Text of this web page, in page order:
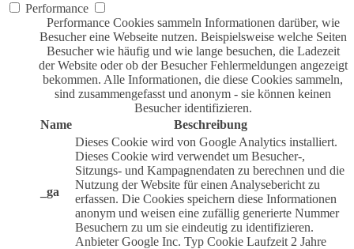
Performance
Performance Cookies sammeln Informationen darüber, wie
Besucher eine Webseite nutzen. Beispielsweise welche Seiten
Besucher wie häufig und wie lange besuchen, die Ladezeit
der Website oder ob der Besucher Fehlermeldungen angezeigt
bekommen. Alle Informationen, die diese Cookies sammeln,
sind zusammengefasst und anonym - sie können keinen
Besucher identifizieren.
Name
Beschreibung
_ga
Dieses Cookie wird von Google Analytics installiert.
Dieses Cookie wird verwendet um Besucher-,
Sitzungs- und Kampagnendaten zu berechnen und die
Nutzung der Website für einen Analysebericht zu
erfassen. Die Cookies speichern diese Informationen
anonym und weisen eine zufällig generierte Nummer
Besuchern zu um sie eindeutig zu identifizieren.
Anbieter Google Inc. Typ Cookie Laufzeit 2 Jahre